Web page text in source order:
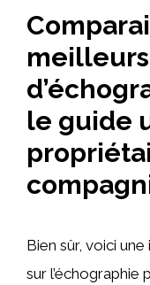
le guide
Bien sûr, voici
sur l’échographie